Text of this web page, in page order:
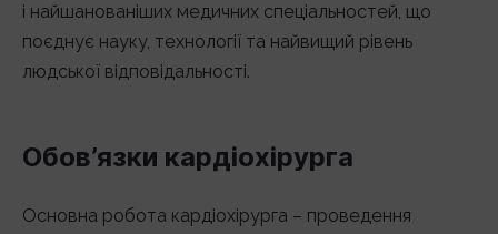
і найшанованіших медичних спеціальностей, що
поєднує науку, технології та найвищий рівень
людської відповідальності.
Обов’язки кардіохірурга
Основна робота кардіохірурга – проведення